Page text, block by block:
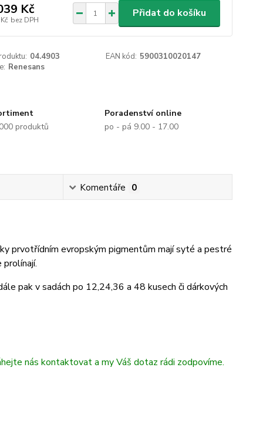
Kč
bez DPH
Přidat do košíku
04.4903 EAN kód: 5900310020147
Renesans
produktů
Poradenství online
po - pá 9.00 - 17.00
Komentáře 0
prvotřídním evropským pigmentům mají syté a pestré
pak v sadách po 12,24,36 a 48 kusech či dárkových
nás kontaktovat a my Váš dotaz rádi zodpovíme.